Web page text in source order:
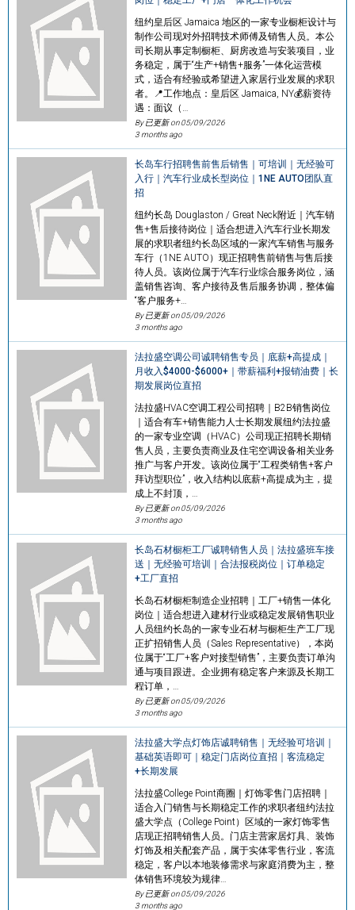
纽约皇后区 Jamaica 地区的一家专业橱柜设计与
制作公司现对外招聘技术师傅及销售人员。本公
司长期从事定制橱柜、厨房改造与安装项目，业
务稳定，属于“生产+销售+服务”一体化运营模
式，适合有经验或希望进入家居行业发展的求职
者。📍工作地点：皇后区 Jamaica, NY💰薪资待
遇：面议（…
By 已更新 on05/09/2026
3 months ago
长岛车行招聘售前售后销售｜可培训｜无经验可
入行｜汽车行业成长型岗位｜1NE AUTO团队直
招
纽约长岛 Douglaston / Great Neck附近｜汽车销
售+售后接待岗位｜适合想进入汽车行业长期发
展的求职者纽约长岛区域的一家汽车销售与服务
车行（1NE AUTO）现正招聘售前销售与售后接
待人员。该岗位属于汽车行业综合服务岗位，涵
盖销售咨询、客户接待及售后服务协调，整体偏
“客户服务+…
By 已更新 on05/09/2026
3 months ago
法拉盛空调公司诚聘销售专员｜底薪+高提成｜
月收入$4000-$6000+｜带薪福利+报销油费｜长
期发展岗位直招
法拉盛HVAC空调工程公司招聘｜B2B销售岗位
｜适合有车+销售能力人士长期发展纽约法拉盛
的一家专业空调（HVAC）公司现正招聘长期销
售人员，主要负责商业及住宅空调设备相关业务
推广与客户开发。该岗位属于“工程类销售+客户
拜访型职位”，收入结构以底薪+高提成为主，提
成上不封顶，…
By 已更新 on05/09/2026
3 months ago
长岛石材橱柜工厂诚聘销售人员｜法拉盛班车接
送｜无经验可培训｜合法报税岗位｜订单稳定
+工厂直招
长岛石材橱柜制造企业招聘｜工厂+销售一体化
岗位｜适合想进入建材行业或稳定发展销售职业
人员纽约长岛的一家专业石材与橱柜生产工厂现
正扩招销售人员（Sales Representative），本岗
位属于“工厂+客户对接型销售”，主要负责订单沟
通与项目跟进。企业拥有稳定客户来源及长期工
程订单，…
By 已更新 on05/09/2026
3 months ago
法拉盛大学点灯饰店诚聘销售｜无经验可培训｜
基础英语即可｜稳定门店岗位直招｜客流稳定
+长期发展
法拉盛College Point商圈｜灯饰零售门店招聘｜
适合入门销售与长期稳定工作的求职者纽约法拉
盛大学点（College Point）区域的一家灯饰零售
店现正招聘销售人员。门店主营家居灯具、装饰
灯饰及相关配套产品，属于实体零售行业，客流
稳定，客户以本地装修需求与家庭消费为主，整
体销售环境较为规律…
By 已更新 on05/09/2026
3 months ago